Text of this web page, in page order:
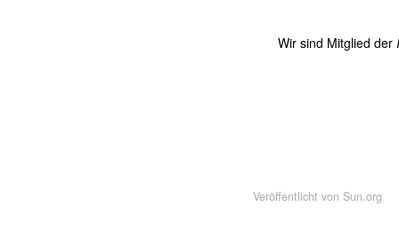
Wir sind Mitglied der
Veröffentlicht von Sun.org